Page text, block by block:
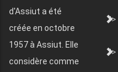
d'Assiut a été
créée en octobre
1957 à Assiut. Elle
considère comme
">
">